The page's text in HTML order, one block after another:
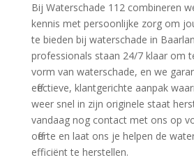
Bij Waterschade 112 combineren
kennis met persoonlijke zorg om
te bieden bij waterschade in
professionals staan 24/7 klaar om
vorm van waterschade, en we
effectieve, klantgerichte aanpak
weer snel in zijn originele staat
vandaag nog contact met ons op
offerte en laat ons je helpen de
efficiënt te herstellen.​